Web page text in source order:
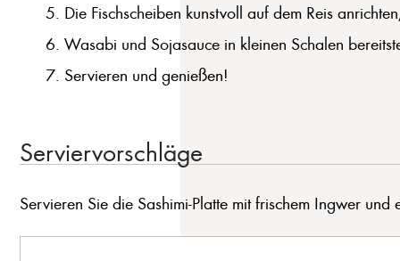
Die Fischscheiben kunstvoll auf dem Reis
Wasabi und Sojasauce in kleinen Schalen
Servieren und genießen!
Serviervorschläge
Servieren Sie die Sashimi-Platte mit frischem Ingwer